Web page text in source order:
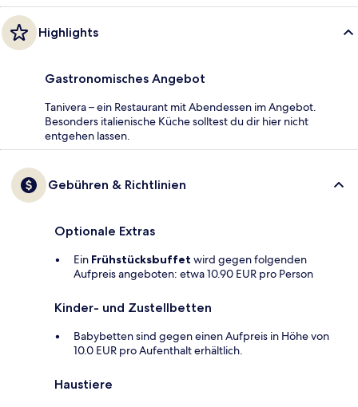
Highlights
Gastronomisches Angebot
Tanivera – ein Restaurant mit Abendessen im Angebot.
Besonders italienische Küche solltest du dir hier nicht
entgehen lassen.
Gebühren & Richtlinien
Optionale Extras
Ein Frühstücksbuffet wird gegen folgenden
Aufpreis angeboten: etwa 10.90 EUR pro Person
Kinder- und Zustellbetten
Babybetten sind gegen einen Aufpreis in Höhe von
10.0 EUR pro Aufenthalt erhältlich.
Haustiere